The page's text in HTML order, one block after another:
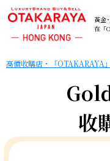
黃金
在「
高價收購店・「OTAKARAYA
收